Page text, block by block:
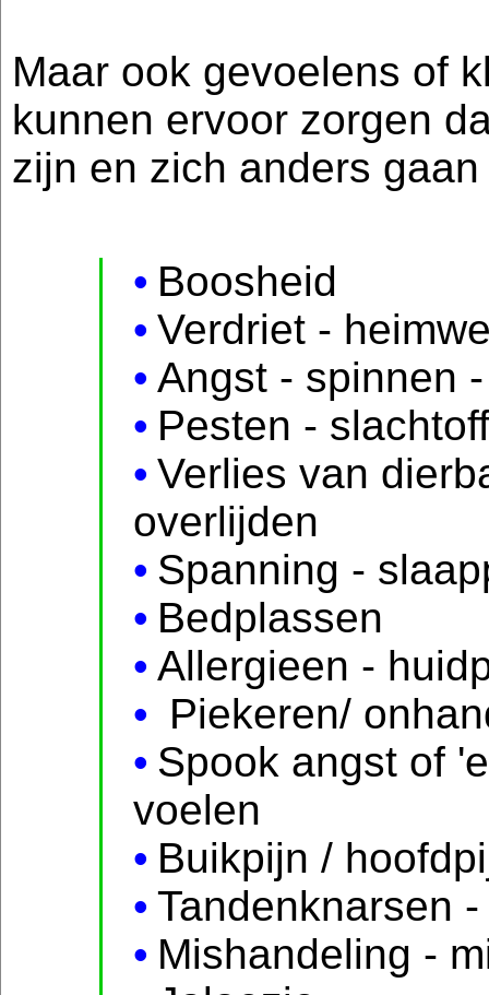
Maar ook gevoelens of
kunnen ervoor zorgen
zijn en zich anders
Boosheid
Verdriet -
Angst - spinnen
Pesten -
Verlies van
overlijden
Spanning -
Bedplassen
Allergieen -
Piekeren/
Spook angst of
voelen
Buikpijn /
Tandenknarsen
Mishandeling -